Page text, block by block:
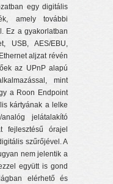
egy digitális
amely további
Ez a gyakorlatban
USB, AES/EBU,
aljzat révén
az UPnP alapú
mint
a Roon Endpoint
kártyának a lelke
jelátalakító
fejlesztésű órajel
szűrőjével. A
nem jelentik a
együtt is gond
elérhető és